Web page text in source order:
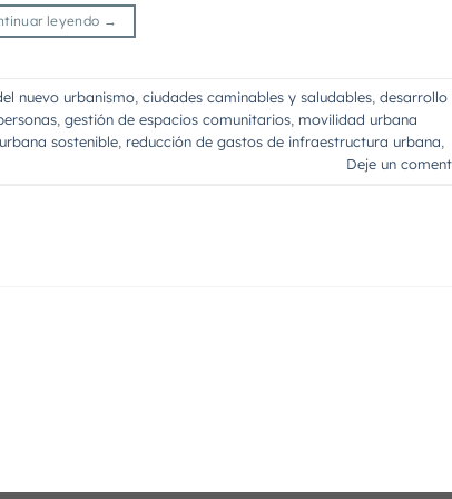
leyendo →
nuevo urbanismo, ciudades caminables y saludables, desarrollo
, gestión de espacios comunitarios, movilidad urbana
sostenible, reducción de gastos de infraestructura urbana,
Deje un